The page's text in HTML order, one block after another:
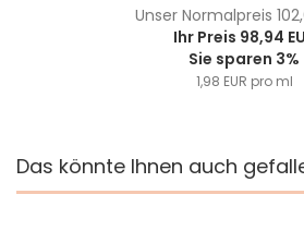
Unser Normalpreis
Ihr Preis 98,94
Sie sparen 3%
1,98 EUR pro ml
Das könnte Ihnen auch